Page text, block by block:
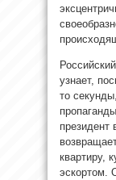
узнает,
то
президент
квартиру,
эскортом.